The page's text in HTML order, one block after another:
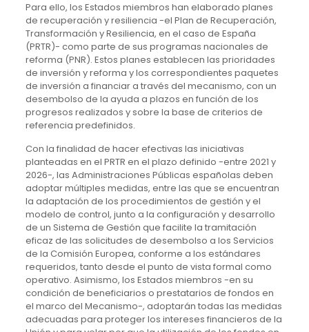
Para ello, los Estados miembros han elaborado planes
de recuperación y resiliencia -el Plan de Recuperación,
Transformación y Resiliencia, en el caso de España
(PRTR)- como parte de sus programas nacionales de
reforma (PNR). Estos planes establecen las prioridades
de inversión y reforma y los correspondientes paquetes
de inversión a financiar a través del mecanismo, con un
desembolso de la ayuda a plazos en función de los
progresos realizados y sobre la base de criterios de
referencia predefinidos.
Con la finalidad de hacer efectivas las iniciativas
planteadas en el PRTR en el plazo definido -entre 2021 y
2026-, las Administraciones Públicas españolas deben
adoptar múltiples medidas, entre las que se encuentran
la adaptación de los procedimientos de gestión y el
modelo de control, junto a la configuración y desarrollo
de un Sistema de Gestión que facilite la tramitación
eficaz de las solicitudes de desembolso a los Servicios
de la Comisión Europea, conforme a los estándares
requeridos, tanto desde el punto de vista formal como
operativo. Asimismo, los Estados miembros -en su
condición de beneficiarios o prestatarios de fondos en
el marco del Mecanismo-, adoptarán todas las medidas
adecuadas para proteger los intereses financieros de la